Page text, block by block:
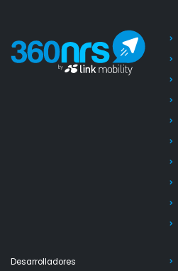
Desarrolladores